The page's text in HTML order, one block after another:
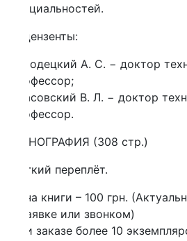
А. С. − доктор
В. Л. − доктор
(308 стр.)
переплёт.
книги – 100 грн. (Актуальную
или звонком)
заказе более 10 экземпляров –